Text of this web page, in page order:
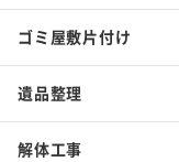
ゴミ屋敷片付け
遺品整理
解体工事